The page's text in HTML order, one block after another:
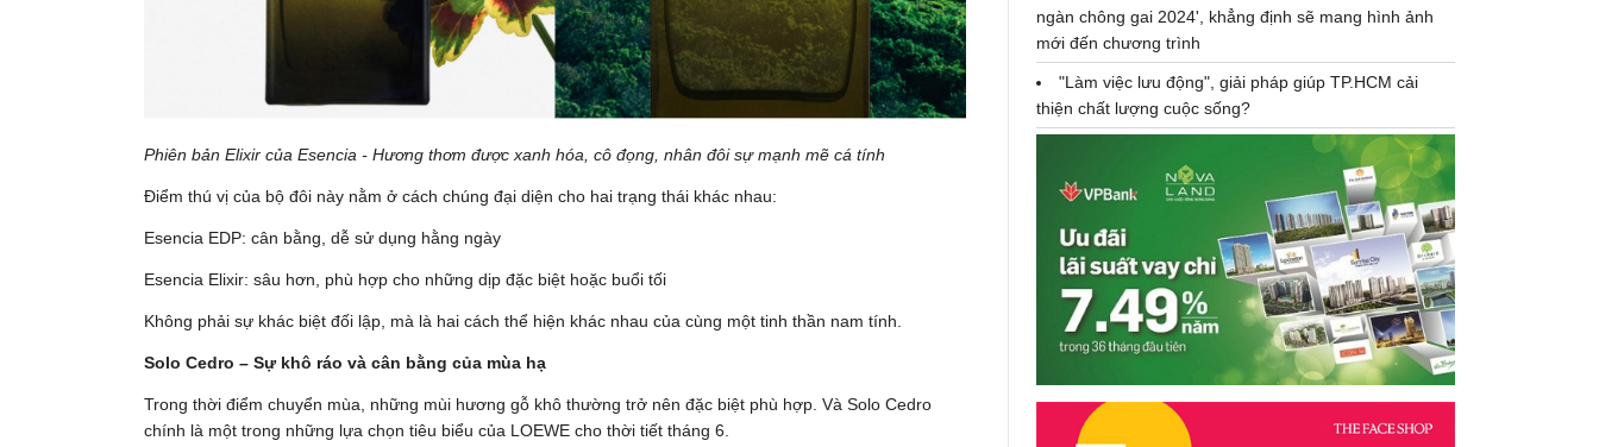
Phiên bản Elixir của Esencia - Hương thơm được xanh hóa, cô đọng, nhân đôi sự mạnh mẽ cá tính
Điểm thú vị của bộ đôi này nằm ở cách chúng đại diện cho hai trạng thái khác nhau:
Esencia EDP: cân bằng, dễ sử dụng hằng ngày
Esencia Elixir: sâu hơn, phù hợp cho những dịp đặc biệt hoặc buổi tối
Không phải sự khác biệt đối lập, mà là hai cách thể hiện khác nhau của cùng một tinh thần nam tính.
Solo Cedro – Sự khô ráo và cân bằng của mùa hạ
Trong thời điểm chuyển mùa, những mùi hương gỗ khô thường trở nên đặc biệt phù hợp. Và Solo Cedro
chính là một trong những lựa chọn tiêu biểu của LOEWE cho thời tiết tháng 6.
ngàn chông gai 2024', khẳng định sẽ mang hình ảnh
mới đến chương trình
"Làm việc lưu động", giải pháp giúp TP.HCM cải
thiện chất lượng cuộc sống?